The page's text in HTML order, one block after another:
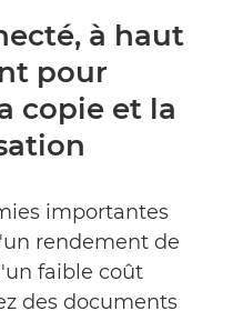
à haut
pour
copie et la
importantes
rendement de
faible coût
des documents